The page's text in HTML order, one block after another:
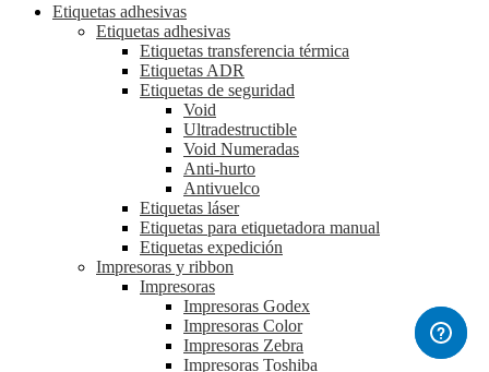
Etiquetas adhesivas
Etiquetas adhesivas
Etiquetas transferencia térmica
Etiquetas ADR
Etiquetas de seguridad
Void
Ultradestructible
Void Numeradas
Anti-hurto
Antivuelco
Etiquetas láser
Etiquetas para etiquetadora manual
Etiquetas expedición
Impresoras y ribbon
Impresoras
Impresoras Godex
Impresoras Color
Impresoras Zebra
Impresoras Toshiba